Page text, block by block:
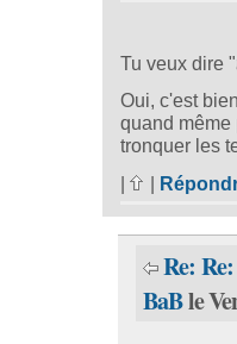
Tu veux dire "
Oui, c'est
quand
tronquer les
|
Re:
BaBle